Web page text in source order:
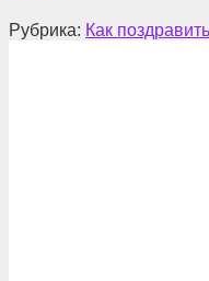
Рубрика: Как поздравить